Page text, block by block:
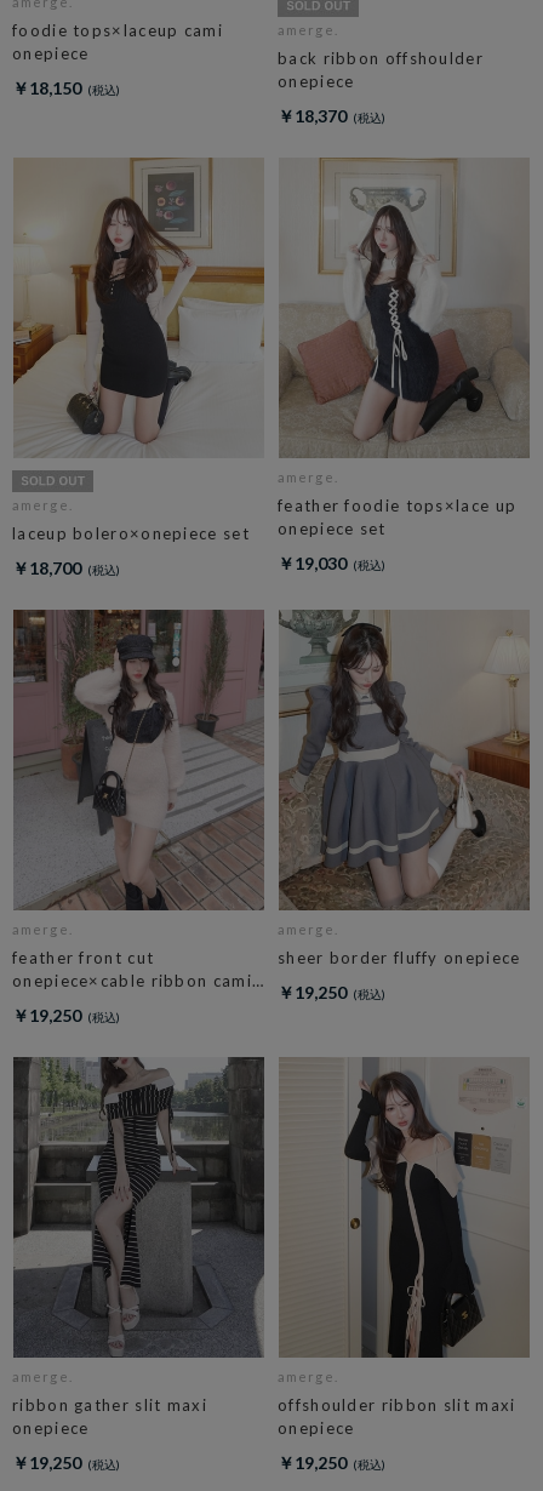
foodie tops×laceup cami
onepiece
￥18,150
amerge.
back ribbon offshoulder
onepiece
￥18,370
amerge.
laceup bolero×onepiece set
￥18,700
amerge.
feather foodie tops×lace up
onepiece set
￥19,030
amerge.
feather front cut
onepiece×cable ribbon cami
￥19,250
amerge.
sheer border fluffy onepiece
￥19,250
amerge.
ribbon gather slit maxi
onepiece
￥19,250
amerge.
offshoulder ribbon slit maxi
onepiece
￥19,250